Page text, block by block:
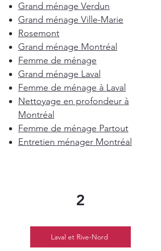
Grand ménage Verdun
Grand ménage Ville-Marie
Rosemont
Grand ménage Montréal
Femme de ménage
Grand ménage Laval
Femme de ménage à Laval
Nettoyage en profondeur à
Montréal
Femme de ménage Partout
Entretien ménager Montréal
2
Laval et Rive-Nord